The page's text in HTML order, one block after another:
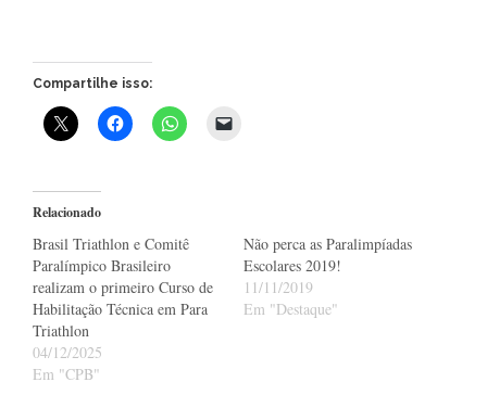
Compartilhe isso:
Relacionado
Brasil Triathlon e Comitê
Paralímpico Brasileiro
realizam o primeiro Curso de
Habilitação Técnica em Para
Triathlon
04/12/2025
Em "CPB"
Não perca as Paralimpíadas
Escolares 2019!
11/11/2019
Em "Destaque"